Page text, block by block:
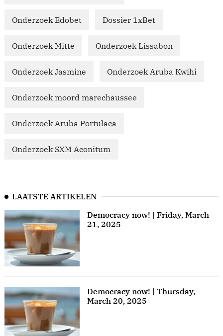
Onderzoek Edobet Dossier 1xBet
Onderzoek Mitte Onderzoek Lissabon
Onderzoek Jasmine Onderzoek Aruba Kwihi
Onderzoek moord marechaussee
Onderzoek Aruba Portulaca
Onderzoek SXM Aconitum
LAATSTE ARTIKELEN
Democracy now! | Friday, March
21, 2025
Democracy now! | Thursday,
March 20, 2025